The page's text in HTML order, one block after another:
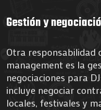
Gestión y
Otra responsabilidad
management es la
negociaciones para
incluye negociar
locales, festivales y